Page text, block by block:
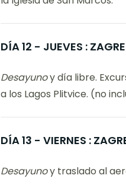
DÍA 12 - JUEVES :
Desayunoy día libre.
a los Lagos Plitvice. (no
DÍA 13 - VIERNES :
Desayunoy traslado al